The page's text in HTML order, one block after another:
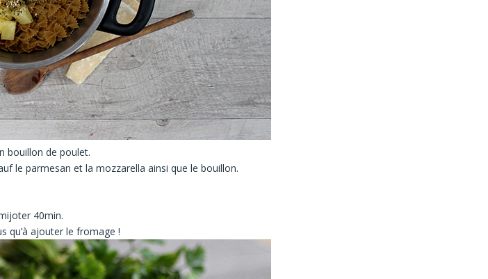
bouillon de poulet.
le parmesan et la mozzarella ainsi que le bouillon.
40min.
qu’à ajouter le fromage !